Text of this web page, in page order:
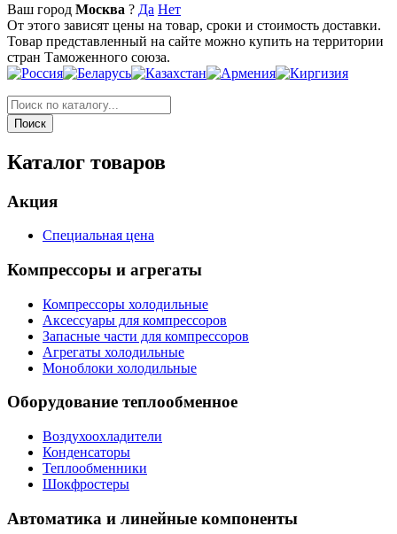
Ваш город Москва ? Да Нет
От этого зависят цены на товар, сроки и стоимость доставки.
Товар представленный на сайте можно купить на территории
стран Таможенного союза.
Каталог товаров
Акция
Специальная цена
Компрессоры и агрегаты
Компрессоры холодильные
Аксессуары для компрессоров
Запасные части для компрессоров
Агрегаты холодильные
Моноблоки холодильные
Оборудование теплообменное
Воздухоохладители
Конденсаторы
Теплообменники
Шокфростеры
Автоматика и линейные компоненты